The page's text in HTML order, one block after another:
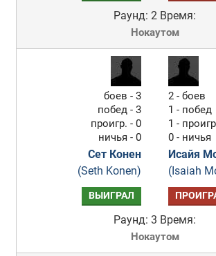
Раунд: 2 Время:
Нокаутом
боев - 3
побед - 3
проигр. - 0
ничья - 0
Сет Конен
(Seth Konen)
2 - боев
1 - побед
1 -
0 - ничья
Исайя
(Isaiah
ВЫИГРАЛ
Раунд: 3 Время:
Нокаутом